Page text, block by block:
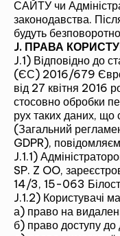
САЙТУ чи
законодавства.
будуть
J. ПРАВА
J.1) Відповідно до
(ЄС) 2016/679
від 27 квітня 2016
стосовно обробки
рух таких даних,
(Загальний
GDPR),
J.1.1)
SP. Z OO,
14/3, 15-063
J.1.2) Користувачі
а) право на
б) право доступу до